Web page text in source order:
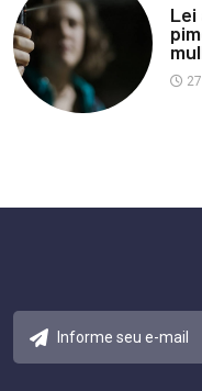
Lei